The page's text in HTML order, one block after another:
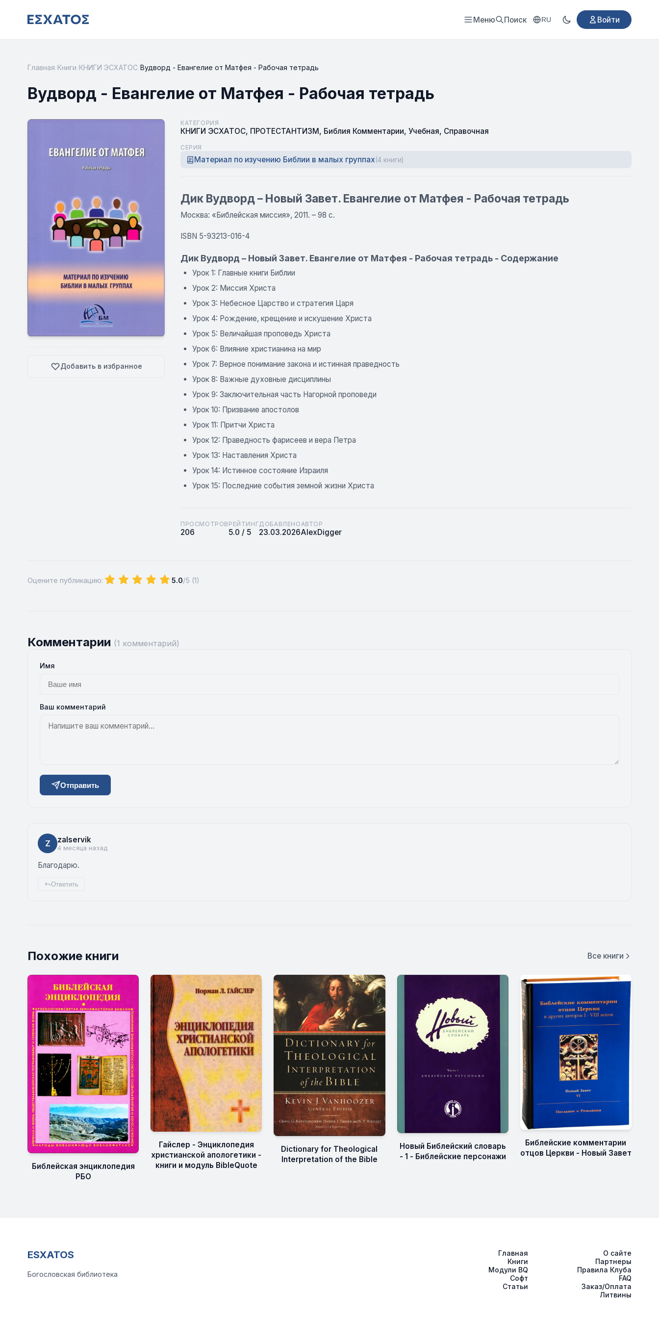
Меню Поиск RU Войти
Главная Книги КНИГИ ЭСХАТОС Вудворд - Евангелие от Матфея - Рабочая тетрадь
Вудворд - Евангелие от Матфея - Рабочая тетрадь
Добавить в избранное
КАТЕГОРИЯ
КНИГИ ЭСХАТОС, ПРОТЕСТАНТИЗМ, Библия Комментарии, Учебная, Справочная
СЕРИЯ
Материал по изучению Библии в малых группах(4 книги)
Дик Вудворд – Новый Завет. Евангелие от Матфея - Рабочая тетрадь
Москва: «Библейская миссия», 2011. – 98 с.
ISBN 5-93213-016-4
Дик Вудворд – Новый Завет. Евангелие от Матфея - Рабочая тетрадь - Содержание
Урок 1: Главные книги Библии
Урок 2: Миссия Христа
Урок 3: Небесное Царство и стратегия Царя
Урок 4: Рождение, крещение и искушение Христа
Урок 5: Величайшая проповедь Христа
Урок 6: Влияние христианина на мир
Урок 7: Верное понимание закона и истинная праведность
Урок 8: Важные духовные дисциплины
Урок 9: Заключительная часть Нагорной проповеди
Урок 10: Призвание апостолов
Урок 11: Притчи Христа
Урок 12: Праведность фарисеев и вера Петра
Урок 13: Наставления Христа
Урок 14: Истинное состояние Израиля
Урок 15: Последние события земной жизни Христа
ПРОСМОТРОВ
206
РЕЙТИНГ
5.0 / 5
ДОБАВЛЕНО
23.03.2026
АВТОР
AlexDigger
Оцените публикацию: 5.0/5 (1)
Комментарии (1 комментарий)
Имя
Ваш комментарий
Отправить
Z zalservik
4 месяца назад
Благодарю.
Ответить
Похожие книги Все книги
Библейская энциклопедия
РБО
Гайслер - Энциклопедия
христианской апологетики -
книги и модуль BibleQuote
Dictionary for Theological
Interpretation of the Bible
Новый Библейский словарь
- 1 - Библейские персонажи
Библейские комментарии
отцов Церкви - Новый Завет
ESXATOS
Богословская библиотека
Главная
Книги
Модули BQ
Софт
Статьи
О сайте
Партнеры
Правила Клуба
FAQ
Заказ/Оплата
Литвины